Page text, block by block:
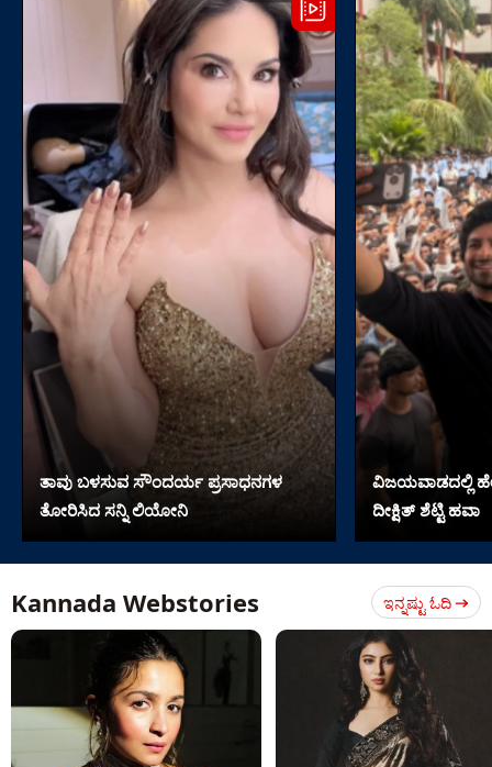
ತಾವು ಬಳಸುವ ಸೌಂದರ್ಯ ಪ್ರಸಾಧನಗಳ
ತೋರಿಸಿದ ಸನ್ನಿ ಲಿಯೋನಿ
ವಿಜಯವಾಡದಲ್ಲಿ
ದೀಕ್ಷಿತ್ ಶೆಟ್ಟಿ ಹವಾ
Kannada Webstories ಇನ್ನಷ್ಟು ಓದಿ